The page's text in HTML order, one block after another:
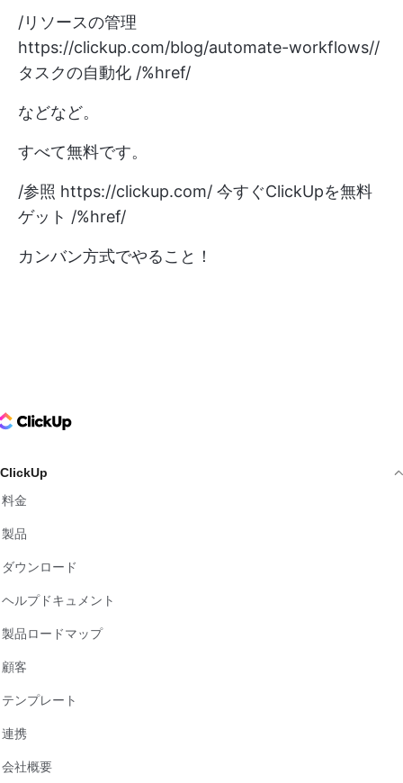
/リソースの管理
https://clickup.com/blog/automate-workflows//
タスクの自動化 /%href/
などなど。
すべて無料です。
/参照 https://clickup.com/ 今すぐClickUpを無料
ゲット /%href/
カンバン方式でやること！
Logo
ClickUp
料金
製品
ダウンロード
ヘルプドキュメント
製品ロードマップ
顧客
テンプレート
連携
会社概要